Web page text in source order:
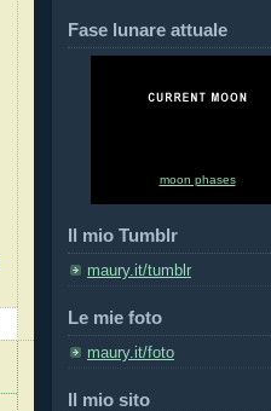
Fase lunare attuale
moon phases
Il mio Tumblr
maury.it/tumblr
Le mie foto
maury.it/foto
Il mio sito